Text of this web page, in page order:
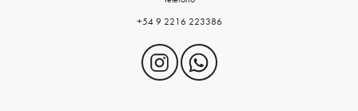
+54 9 2216 223386